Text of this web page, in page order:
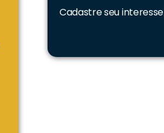
Cadastre seu interesse